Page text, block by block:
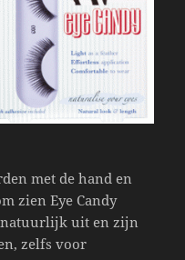
met de hand en
zien Eye Candy
natuurlijk uit en zijn
zelfs voor